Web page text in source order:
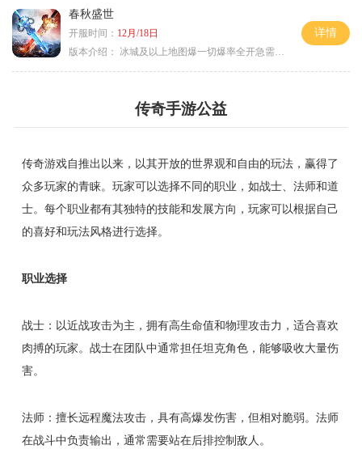
春秋盛世
开服时间： 12月/18日
版本介绍：
冰城及以上地图爆一切爆率全开急需材料
详情
传奇手游公益
传奇游戏自推出以来，以其开放的世界观和自由的玩法，赢得了
众多玩家的青睐。玩家可以选择不同的职业，如战士、法师和道
士。每个职业都有其独特的技能和发展方向，玩家可以根据自己
的喜好和玩法风格进行选择。
职业选择
战士：以近战攻击为主，拥有高生命值和物理攻击力，适合喜欢
肉搏的玩家。战士在团队中通常担任坦克角色，能够吸收大量伤
害。
法师：擅长远程魔法攻击，具有高爆发伤害，但相对脆弱。法师
在战斗中负责输出，通常需要站在后排控制敌人。